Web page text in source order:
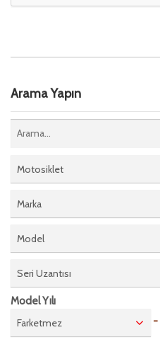
Arama Yapın
Motosiklet
Marka
Model
Seri Uzantısı
Model Yılı
Farketmez
-